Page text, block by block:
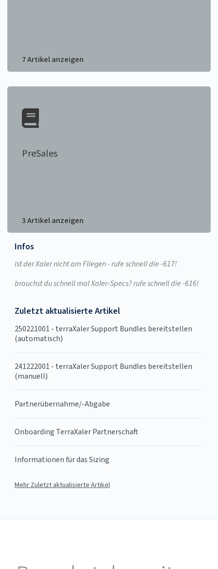
Infos
ist der Xaler nicht am Fliegen - rufe schnell die -617!
brauchst du schnell mal Xaler-Specs? rufe schnell die -616!
Zuletzt aktualisierte Artikel
250221001 - terraXaler Support Bundles bereitstellen
(automatisch)
241222001 - terraXaler Support Bundles bereitstellen
(manuell)
Partnerübernahme/-Abgabe
Onboarding TerraXaler Partnerschaft
Informationen für das Sizing
Mehr Zuletzt aktualisierte Artikel
7 Artikel anzeigen
PreSales
3 Artikel anzeigen